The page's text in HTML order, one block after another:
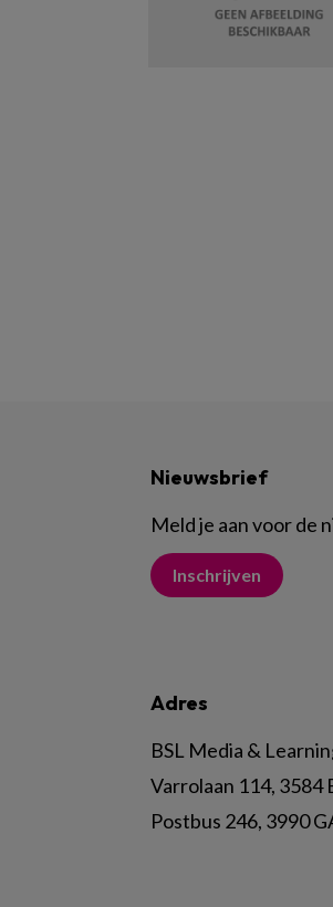
Nieuwsbrief
Meld je aan voor de
Inschrijven
Adres
BSL Media &
Varrolaan 114, 3584
Postbus 246, 3990